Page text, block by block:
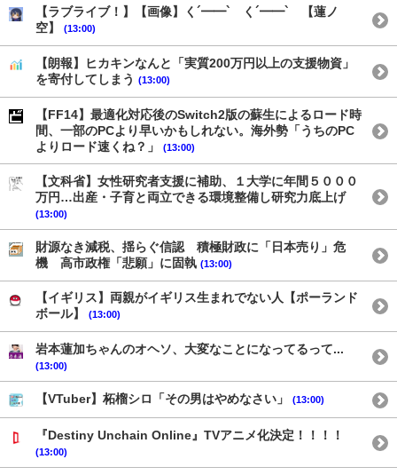
【ラブライブ！】【画像】く´━━`ゝく´━━`ゝ【蓮ノ
空】
(13:00)
【朗報】ヒカキンなんと「実質200万円以上の支援物資」
を寄付してしまう (13:00)
【FF14】最適化対応後のSwitch2版の蘇生によるロード時
間、一部のPCより早いかもしれない。海外勢「うちのPC
よりロード速くね？」
(13:00)
【文科省】女性研究者支援に補助、１大学に年間５０００
万円…出産・子育と両立できる環境整備し研究力底上げ
(13:00)
財源なき減税、揺らぐ信認 積極財政に「日本売り」危
機 高市政権「悲願」に固執 (13:00)
【イギリス】両親がイギリス生まれでない人【ポーランド
ボール】
(13:00)
岩本蓮加ちゃんのオヘソ、大変なことになってるって...
(13:00)
【VTuber】柘榴シロ「その男はやめなさい」 (13:00)
『Destiny Unchain Online』TVアニメ化決定！！！！
(13:00)